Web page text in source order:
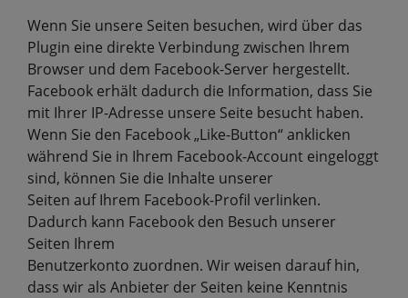
Wenn Sie unsere Seiten besuchen, wird über das
Plugin eine direkte Verbindung zwischen Ihrem
Browser und dem Facebook-Server hergestellt.
Facebook erhält dadurch die Information, dass Sie
mit Ihrer IP-Adresse unsere Seite besucht haben.
Wenn Sie den Facebook „Like-Button“ anklicken
während Sie in Ihrem Facebook-Account eingeloggt
sind, können Sie die Inhalte unserer
Seiten auf Ihrem Facebook-Profil verlinken.
Dadurch kann Facebook den Besuch unserer
Seiten Ihrem
Benutzerkonto zuordnen. Wir weisen darauf hin,
dass wir als Anbieter der Seiten keine Kenntnis